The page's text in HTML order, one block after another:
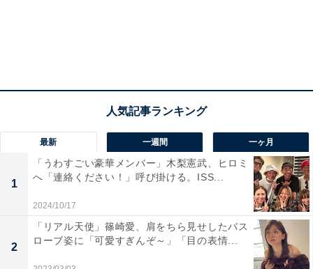
最新 一週間 一ヶ月
1
「うわすごい豪華メンバー」木梨憲武、ヒロミ
へ「連絡ください！」呼び掛ける。ISS...
2024/10/17
2
「リアル天使」篠崎愛、肩をちら見せしたバス
ローブ姿に「可愛すぎんぞ～」「目の表情...